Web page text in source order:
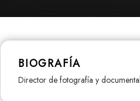
BIOGRAFÍA
Director de fotografía y